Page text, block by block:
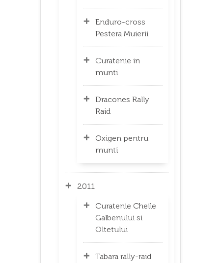
Enduro-cross
Pestera Muierii
Curatenie in
munti
Dracones Rally
Raid
Oxigen pentru
munti
2011
Curatenie Cheile
Galbenului si
Oltetului
Tabara rally-raid